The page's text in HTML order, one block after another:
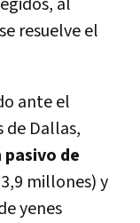
al
resuelve el
ante el
Dallas,
de
millones) y
yenes